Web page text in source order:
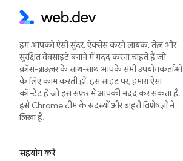
हम आपको ऐसी सुंदर, ऐक्सेस करने लायक, तेज़ और
सुरक्षित वेबसाइटें बनाने में मदद करना चाहते हैं जो
क्रॉस-ब्राउज़र के साथ-साथ आपके सभी उपयोगकर्ताओं
के लिए काम करती हों. इस साइट पर, हमारा ऐसा
कॉन्टेंट है जो इस सफ़र में आपकी मदद कर सकता है.
इसे Chrome टीम के सदस्यों और बाहरी विशेषज्ञों ने
लिखा है.
सहयोग करें